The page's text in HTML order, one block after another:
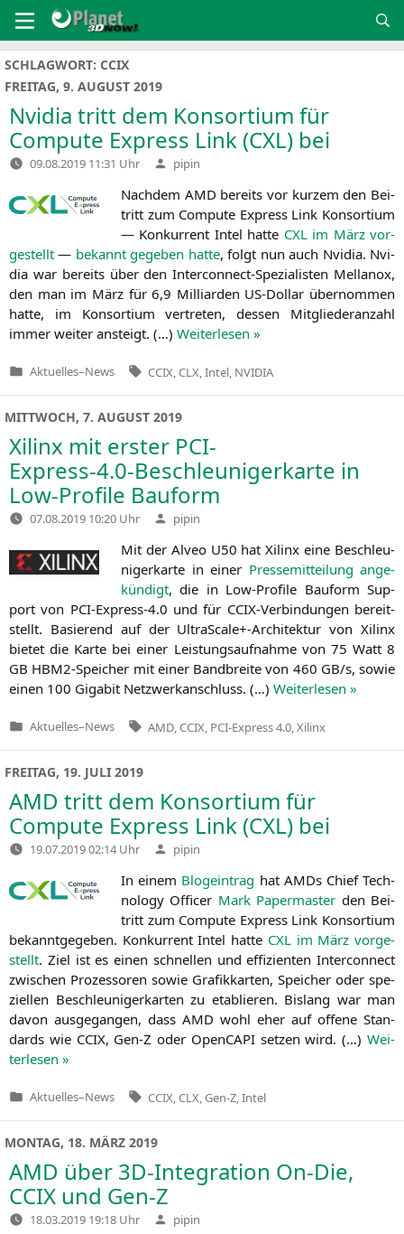
Inhalt
springen
SCHLAGWORT: CCIX
FREITAG, 9. AUGUST 2019
Nvidia tritt dem Konsortium für
Compute Express Link (CXL) bei
09.08.2019 11:31 Uhr Verfasst
von
pipin
Nach­dem AMD bereits vor kur­zem den Bei­
tritt zum Com­pu­te Express Link Kon­sor­ti­um
— Kon­kur­rent Intel hat­te CXL im März vor­
ge­stellt — bekannt gege­ben hat­te, folgt nun auch Nvi­dia. Nvi­
dia war bereits über den Inter­con­nect-Spe­zia­lis­ten Mel­lan­ox,
den man im März für 6,9 Mil­li­ar­den US-Dol­lar über­nom­men
hat­te, im Kon­sor­ti­um ver­tre­ten, des­sen Mit­glie­der­an­zahl
immer wei­ter ansteigt. (…) Wei­ter­le­sen »
Veröffentlicht
Aktuelles–News Tags:
CCIX CLX Intel NVIDIA
MITTWOCH, 7. AUGUST 2019
Xilinx mit erster PCI-
Express‑4.0‑Beschleunigerkarte in
Low-Profile Bauform
07.08.2019 10:20 Uhr Verfasst
von
pipin
Mit der Alveo U50 hat Xilinx eine Beschleu­
ni­ger­kar­te in einer Pres­se­mit­tei­lung ange­
kün­digt, die in Low-Pro­fi­le Bau­form Sup­
port von PCI-Express‑4.0 und für CCIX-Ver­bin­dun­gen bereit­
stellt. Basie­rend auf der UltraScale+-Architektur von Xilinx
bie­tet die Kar­te bei einer Leis­tungs­auf­nah­me von 75 Watt 8
GB HBM2-Spei­cher mit einer Band­brei­te von 460 GB/s, sowie
einen 100 Giga­bit Netz­werk­an­schluss. (…) Wei­ter­le­sen »
Veröffentlicht
Aktuelles–News Tags:
AMD CCIX PCI-Express 4.0 Xilinx
FREITAG, 19. JULI 2019
AMD tritt dem Konsortium für
Compute Express Link (CXL) bei
19.07.2019 02:14 Uhr Verfasst
von
pipin
In einem Blog­ein­trag hat AMDs Chief Tech­
no­lo­gy Offi­cer Mark Paper­mas­ter den Bei­
tritt zum Com­pu­te Express Link Kon­sor­ti­um
bekannt­ge­ge­ben. Kon­kur­rent Intel hat­te CXL im März vor­ge­
stellt. Ziel ist es einen schnel­len und effi­zi­en­ten Inter­con­nect
zwi­schen Pro­zes­so­ren sowie Gra­fik­kar­ten, Spei­cher oder spe­
zi­el­len Beschleu­ni­ger­kar­ten zu eta­blie­ren. Bis­lang war man
davon aus­ge­gan­gen, dass AMD wohl eher auf offe­ne Stan­
dards wie CCIX, Gen‑Z oder Open­CA­PI set­zen wird. (…)Wei­
ter­le­sen »
Veröffentlicht
Aktuelles–News Tags:
CCIX CLX Gen-Z Intel
MONTAG, 18. MÄRZ 2019
AMD über 3D-Integration On-Die,
CCIX und Gen‑Z
18.03.2019 19:18 Uhr Verfasst
von
pipin